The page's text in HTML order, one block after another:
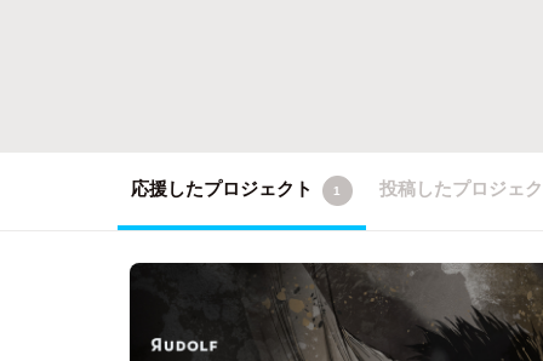
応援したプロジェクト 1 投稿したプロジェ